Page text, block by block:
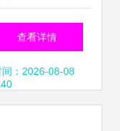
饮ToB业务，食
联网销售迎来
查看详情
间：2026-08-08